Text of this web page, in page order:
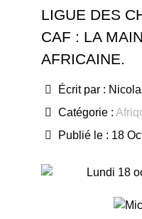
LIGUE DES
CAF : LA
AFRICAINE.
Écrit par :
Catégorie :
Publié le : 18
Lundi 18